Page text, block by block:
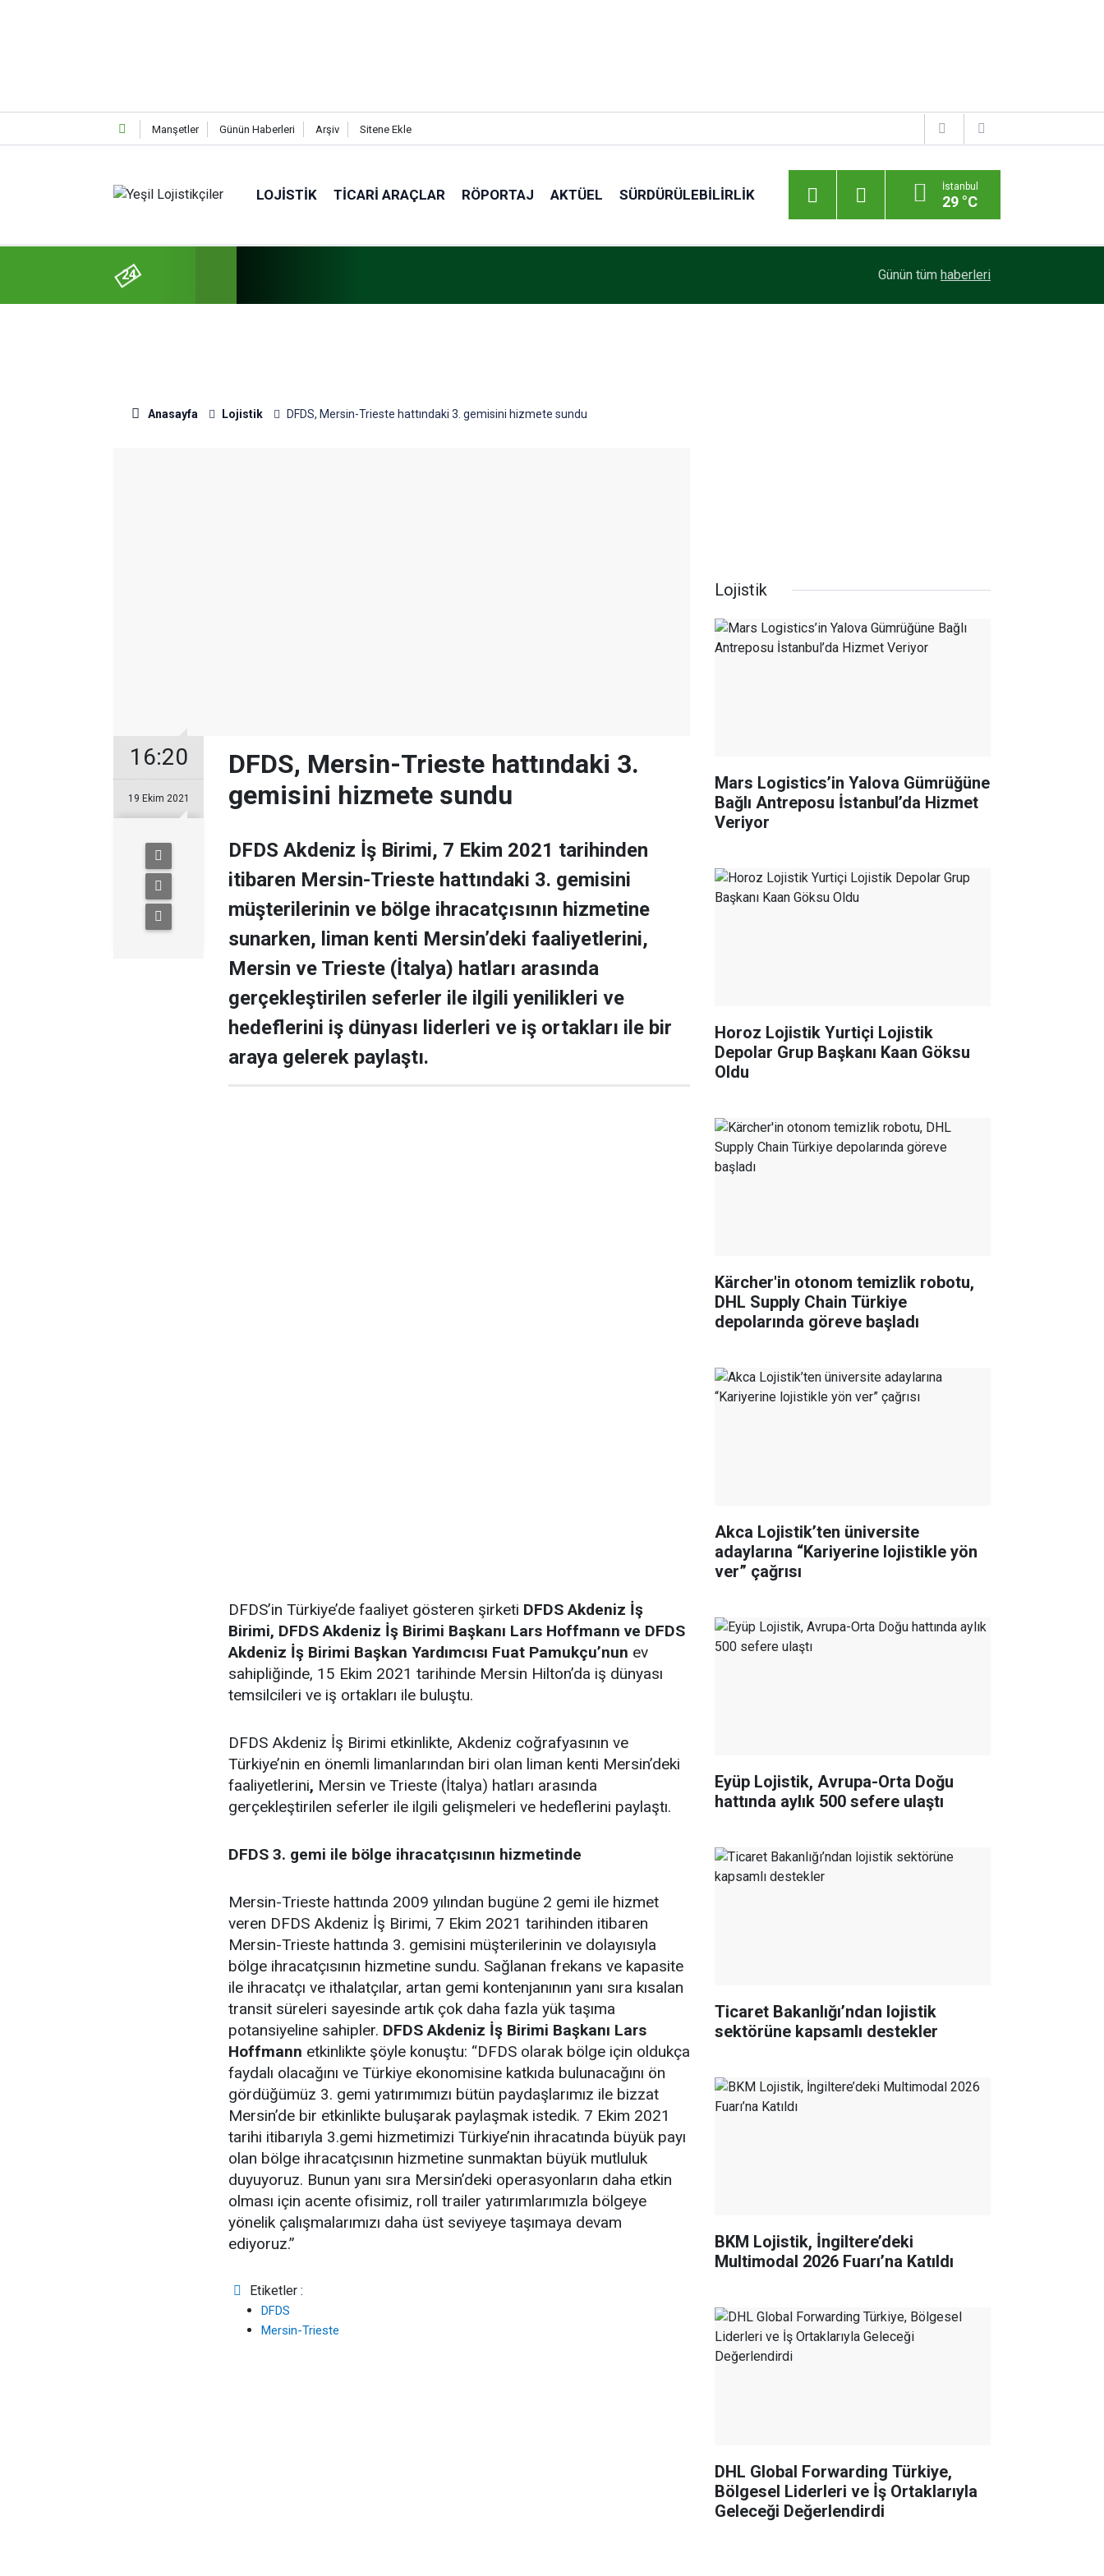
Manşetler Günün Haberleri Arşiv Sitene Ekle
LOJISTIK TICARI ARAÇLAR RÖPORTAJ AKTÜEL SÜRDÜRÜLEBILIRLIK İstanbul
29 °C
24 Günün tüm haberleri
Anasayfa Lojistik DFDS, Mersin-Trieste hattındaki 3. gemisini hizmete sundu
16:20
19 Ekim 2021
DFDS, Mersin-Trieste hattındaki 3.
gemisini hizmete sundu
DFDS Akdeniz İş Birimi, 7 Ekim 2021 tarihinden
itibaren Mersin-Trieste hattındaki 3. gemisini
müşterilerinin ve bölge ihracatçısının hizmetine
sunarken, liman kenti Mersin’deki faaliyetlerini,
Mersin ve Trieste (İtalya) hatları arasında
gerçekleştirilen seferler ile ilgili yenilikleri ve
hedeflerini iş dünyası liderleri ve iş ortakları ile bir
araya gelerek paylaştı.
DFDS’in Türkiye’de faaliyet gösteren şirketi DFDS Akdeniz İş
Birimi, DFDS Akdeniz İş Birimi Başkanı Lars Hoffmann ve DFDS
Akdeniz İş Birimi Başkan Yardımcısı Fuat Pamukçu’nun ev
sahipliğinde, 15 Ekim 2021 tarihinde Mersin Hilton’da iş dünyası
temsilcileri ve iş ortakları ile buluştu.
DFDS Akdeniz İş Birimi etkinlikte, Akdeniz coğrafyasının ve
Türkiye’nin en önemli limanlarından biri olan liman kenti Mersin’deki
faaliyetlerini, Mersin ve Trieste (İtalya) hatları arasında
gerçekleştirilen seferler ile ilgili gelişmeleri ve hedeflerini paylaştı.
DFDS 3. gemi ile bölge ihracatçısının hizmetinde
Mersin-Trieste hattında 2009 yılından bugüne 2 gemi ile hizmet
veren DFDS Akdeniz İş Birimi, 7 Ekim 2021 tarihinden itibaren
Mersin-Trieste hattında 3. gemisini müşterilerinin ve dolayısıyla
bölge ihracatçısının hizmetine sundu. Sağlanan frekans ve kapasite
ile ihracatçı ve ithalatçılar, artan gemi kontenjanının yanı sıra kısalan
transit süreleri sayesinde artık çok daha fazla yük taşıma
potansiyeline sahipler. DFDS Akdeniz İş Birimi Başkanı Lars
Hoffmann etkinlikte şöyle konuştu: “DFDS olarak bölge için oldukça
faydalı olacağını ve Türkiye ekonomisine katkıda bulunacağını ön
gördüğümüz 3. gemi yatırımımızı bütün paydaşlarımız ile bizzat
Mersin’de bir etkinlikte buluşarak paylaşmak istedik. 7 Ekim 2021
tarihi itibarıyla 3.gemi hizmetimizi Türkiye’nin ihracatında büyük payı
olan bölge ihracatçısının hizmetine sunmaktan büyük mutluluk
duyuyoruz. Bunun yanı sıra Mersin’deki operasyonların daha etkin
olması için acente ofisimiz, roll trailer yatırımlarımızla bölgeye
yönelik çalışmalarımızı daha üst seviyeye taşımaya devam
ediyoruz.”
Etiketler :
DFDS
Mersin-Trieste
Lojistik
Mars Logistics’in Yalova Gümrüğüne
Bağlı Antreposu İstanbul’da Hizmet
Veriyor
Horoz Lojistik Yurtiçi Lojistik
Depolar Grup Başkanı Kaan Göksu
Oldu
Kärcher'in otonom temizlik robotu,
DHL Supply Chain Türkiye
depolarında göreve başladı
Akca Lojistik’ten üniversite
adaylarına “Kariyerine lojistikle yön
ver” çağrısı
Eyüp Lojistik, Avrupa-Orta Doğu
hattında aylık 500 sefere ulaştı
Ticaret Bakanlığı’ndan lojistik
sektörüne kapsamlı destekler
BKM Lojistik, İngiltere’deki
Multimodal 2026 Fuarı’na Katıldı
DHL Global Forwarding Türkiye,
Bölgesel Liderleri ve İş Ortaklarıyla
Geleceği Değerlendirdi